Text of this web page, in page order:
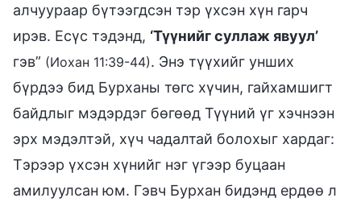
алчуураар бүтээгдсэн тэр үхсэн хүн гарч
ирэв. Есүс тэдэнд, ‘Түүнийг суллаж явуул’
гэв” (Иохан 11:39-44). Энэ түүхийг унших
бүрдээ бид Бурханы төгс хүчин, гайхамшигт
байдлыг мэдэрдэг бөгөөд Түүний үг хэчнээн
эрх мэдэлтэй, хүч чадалтай болохыг хардаг:
Тэрээр үхсэн хүнийг нэг үгээр буцаан
амилуулсан юм. Гэвч Бурхан бидэнд ердөө л